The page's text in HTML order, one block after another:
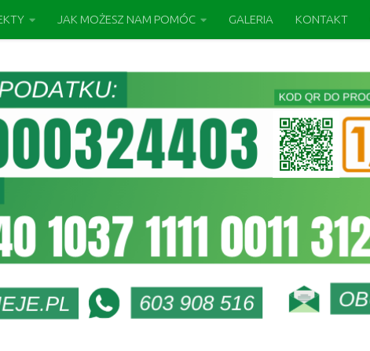
JAK MOŻESZ NAM POMÓC GALERIA KONTAKT